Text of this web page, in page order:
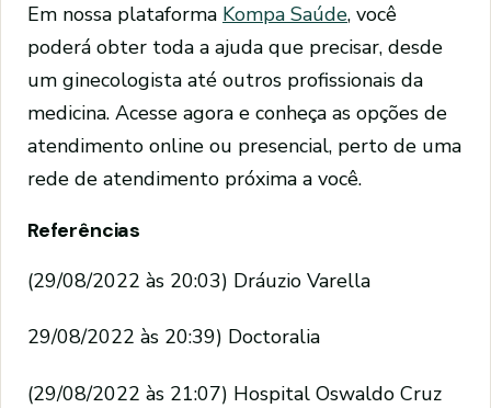
Em nossa plataforma Kompa Saúde, você
poderá obter toda a ajuda que precisar, desde
um ginecologista até outros profissionais da
medicina. Acesse agora e conheça as opções de
atendimento online ou presencial, perto de uma
rede de atendimento próxima a você.
Referências
(29/08/2022 às 20:03) Dráuzio Varella
29/08/2022 às 20:39) Doctoralia
(29/08/2022 às 21:07) Hospital Oswaldo Cruz